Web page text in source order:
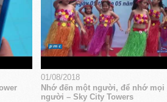
01/08/2018
Nhớ đến một người, để nhớ mọi
người – Sky City Towers